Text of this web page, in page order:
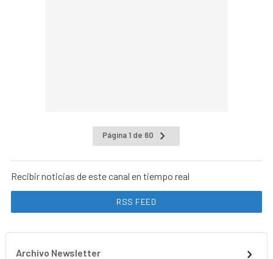
Página 1 de 60
Recibir noticias de este canal en tiempo real
RSS FEED
Archivo Newsletter